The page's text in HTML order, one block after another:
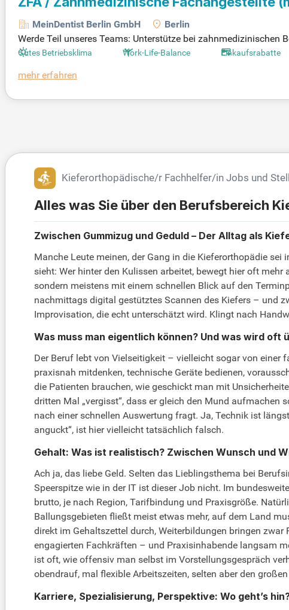
MeinDentist Berlin GmbH
Berlin
Werde Teil unseres Teams: Unterstütze bei
umentiere die Abläufe. Begeistere unsere Patientinnen und
Gutes Betriebsklima Work-Life-Balance Einkaufsrabatte
mehr erfahren
Kieferorthopädische/r Fachhelfer/in Jobs und
Alles was Sie über den Berufsbereich
Zwischen Gummizug und Geduld – Der Alltag als
Manche Leute meinen, der Gang in die Kieferorthopädie
sieht: Wer hinter den Kulissen arbeitet, bewegt hier oft
sondern meistens mit einem schnellen Blick auf den
nachmittags digital gestütztes Scannen des Kiefers – und
Improvisation, die echt unterschätzt wird. Klingt nach
Was muss man eigentlich können? Und was wird oft
Der Beruf lebt von Vielseitigkeit – vielleicht sogar von
praxisnah mitdenken, technische Geräte bedienen,
die Patienten brauchen, wie geschickt man mit
dritten Mal „vergisst“, dass er gleich den Mund aufmachen
nach einer schnellen Auswertung fragt. Ja, Technik ist
anguckt“, ist hier vielleicht tatsächlich falsch.
Gehalt: Was ist realistisch? Zwischen Wunsch und
Ach ja, das liebe Geld. Selten das Lieblingsthema bei
Speerspitze wie in der IT ist dieser Job nicht. Im
brutto, je nach Region, Tarifbindung und Praxisgröße.
Ballungsgebieten fließt meist etwas mehr, auf dem Land
direkt im Gehaltszettel durch, Weiterbildungen bringen
engagierten Fachkräften – und Praxisinhabende langsam
ist oft, wie offensiv man selbst im Vorstellungsgespräch
obendrauf, mal flexible Arbeitszeiten, selten aber den
Karriere, Spezialisierung, Perspektive: Wo geht’s